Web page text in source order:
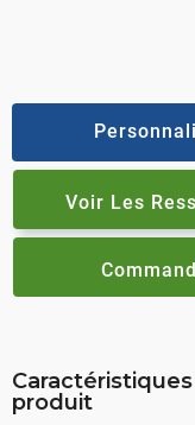
Voir Les
produit